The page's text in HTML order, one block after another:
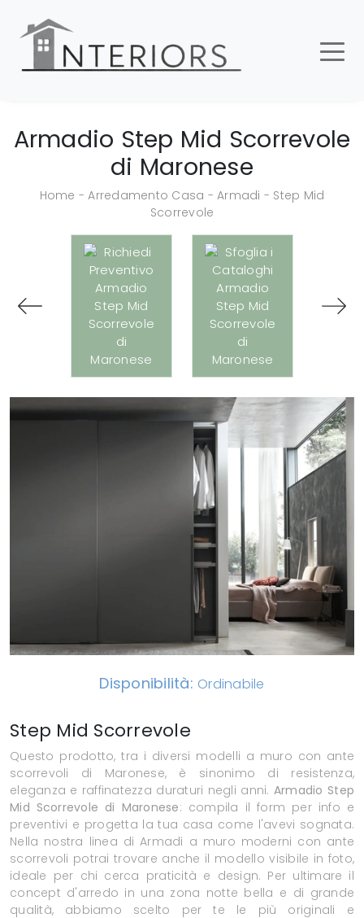
Armadio Step Mid Scorrevole
di Maronese
Home -Arredamento Casa -Armadi - Step Mid
Scorrevole
Disponibilità: Ordinabile
Step Mid Scorrevole
Questo prodotto, tra i diversi modelli a muro con ante
scorrevoli di Maronese, è sinonimo di resistenza,
eleganza e raffinatezza duraturi negli anni. Armadio Step
Mid Scorrevole di Maronese: compila il form per info e
preventivi e progetta la tua casa come l'avevi sognata.
Nella nostra linea di Armadi a muro moderni con ante
scorrevoli potrai trovare anche il modello visibile in foto,
ideale per chi cerca praticità e design. Per ultimare il
concept d'arredo in una zona notte bella e di grande
qualità, abbiamo scelto per te le più originali e